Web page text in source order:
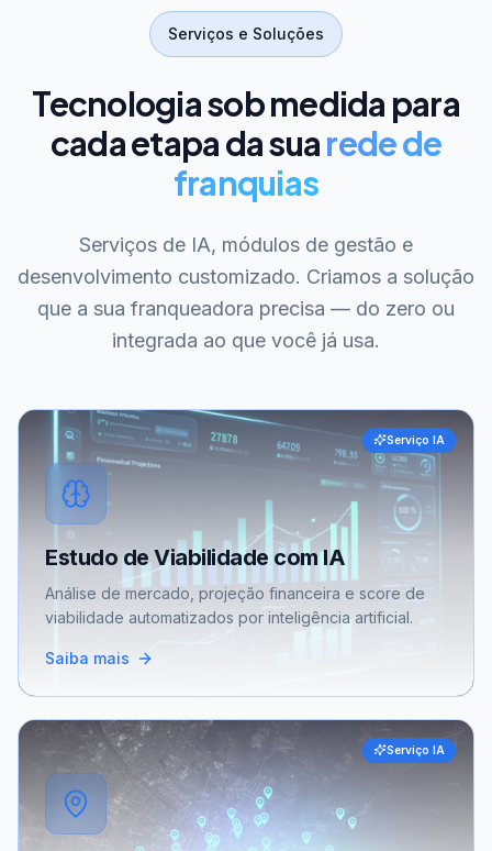
Serviços e Soluções
Tecnologia sob medida para
cada etapa da suarede de
franquias
Serviços de IA, módulos de gestão e
desenvolvimento customizado. Criamos a solução
que a sua franqueadora precisa — do zero ou
integrada ao que você já usa.
Serviço IA
Estudo de Viabilidade com IA
Análise de mercado, projeção financeira e score de
viabilidade automatizados por inteligência artificial.
Saiba mais
Serviço IA